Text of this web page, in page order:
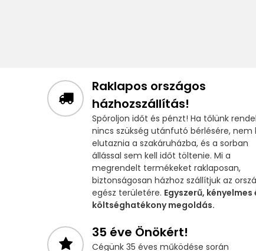
Raklapos országos
házhozszállítás!
Spóroljon időt és pénzt! Ha tőlünk
nincs szükség utánfutó bérlésére, nem
elutaznia a szakáruházba, és a sorban
állással sem kell időt töltenie. Mi a
megrendelt termékeket raklaposan,
biztonságosan házhoz szállítjuk az
egész területére. Egyszerű, kényelmes
költséghatékony megoldás.
35 éve Önökért!
Cégünk 35 éves működése során